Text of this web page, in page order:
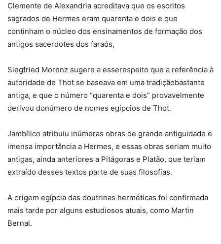
Clemente de Alexandria acreditava que os escritos
sagrados de Hermes eram quarenta e dois e que
continham o núcleo dos ensinamentos de formação dos
antigos sacerdotes dos faraós,
Siegfried Morenz sugere a esserespeito que a referência à
autoridade de Thot se baseava em uma tradiçãobastante
antiga, e que o número “quarenta e dois” provavelmente
derivou donúmero de nomes egípcios de Thot.
Jambílico atribuiu inúmeras obras de grande antiguidade e
imensa importância a Hermes, e essas obras seriam muito
antigas, ainda anteriores a Pitágoras e Platão, que teriam
extraído desses textos parte de suas filosofias.
A origem egípcia das doutrinas herméticas foi confirmada
mais tarde por alguns estudiosos atuais, como Martin
Bernal.